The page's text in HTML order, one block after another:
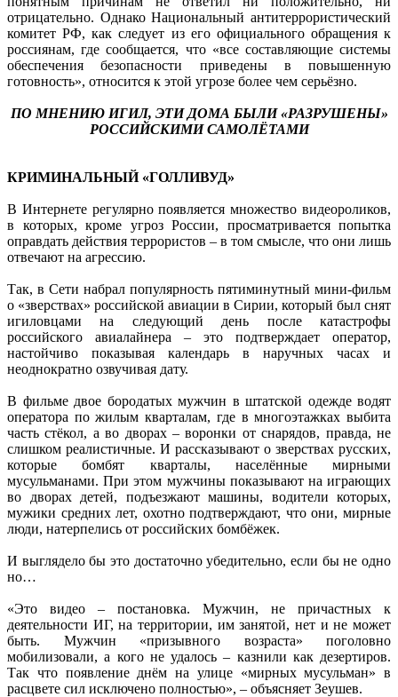
отрицательно. Однако Национальный антитеррористический
комитет РФ, как следует из его официального обращения к
россиянам, где сообщается, что «все составляющие системы
обеспечения безопасности приведены в повышенную
готовность», относится к этой угрозе более чем серьёзно.
ПО МНЕНИЮ ИГИЛ, ЭТИ ДОМА БЫЛИ «РАЗРУШЕНЫ»
РОССИЙСКИМИ САМОЛЁТАМИ
КРИМИНАЛЬНЫЙ «ГОЛЛИВУД»
В Интернете регулярно появляется множество видеороликов,
в которых, кроме угроз России, просматривается попытка
оправдать действия террористов – в том смысле, что они лишь
отвечают на агрессию.
Так, в Сети набрал популярность пятиминутный мини-фильм
о «зверствах» российской авиации в Сирии, который был снят
игиловцами на следующий день после катастрофы
российского авиалайнера – это подтверждает оператор,
настойчиво показывая календарь в наручных часах и
неоднократно озвучивая дату.
В фильме двое бородатых мужчин в штатской одежде водят
оператора по жилым кварталам, где в многоэтажках выбита
часть стёкол, а во дворах – воронки от снарядов, правда, не
слишком реалистичные. И рассказывают о зверствах русских,
которые бомбят кварталы, населённые мирными
мусульманами. При этом мужчины показывают на играющих
во дворах детей, подъезжают машины, водители которых,
мужики средних лет, охотно подтверждают, что они, мирные
люди, натерпелись от российских бомбёжек.
И выглядело бы это достаточно убедительно, если бы не одно
но…
«Это видео – постановка. Мужчин, не причастных к
деятельности ИГ, на территории, им занятой, нет и не может
быть. Мужчин «призывного возраста» поголовно
мобилизовали, а кого не удалось – казнили как дезертиров.
Так что появление днём на улице «мирных мусульман» в
расцвете сил исключено полностью», – объясняет Зеушев.